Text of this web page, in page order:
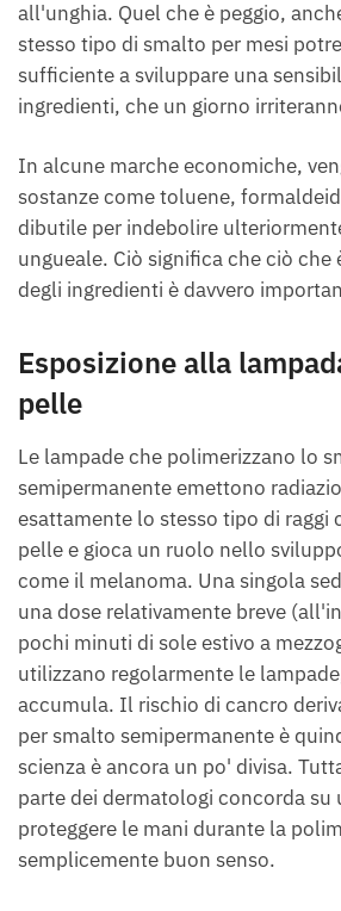
all'unghia. Quel che è peggio,
stesso tipo di smalto per mesi
sufficiente a sviluppare una
ingredienti, che un giorno
In alcune marche economiche,
sostanze come toluene,
dibutile per indebolire
ungueale. Ciò significa che ciò
degli ingredienti è davvero
Esposizione alla
pelle
Le lampade che polimerizzano lo
semipermanente emettono
esattamente lo stesso tipo di raggi
pelle e gioca un ruolo nello
come il melanoma. Una singola
una dose relativamente breve
pochi minuti di sole estivo a
utilizzano regolarmente le
accumula. Il rischio di cancro
per smalto semipermanente è
scienza è ancora un po' divisa.
parte dei dermatologi concorda su
proteggere le mani durante la
semplicemente buon senso.